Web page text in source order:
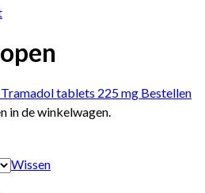
in de winkelwagen.
Wissen